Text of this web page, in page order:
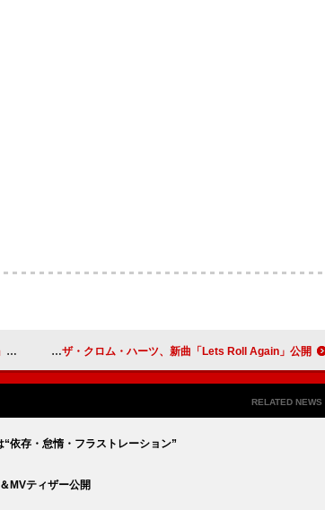
ニール・ヤング・アンド・ザ・クロム・ハーツ、新曲「Lets Roll Again」公開
RELATED NEWS
依存・怠惰・フラストレーション”
MVティザー公開